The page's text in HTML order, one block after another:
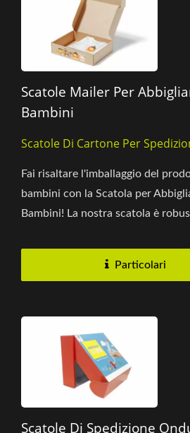
Scatole Mailer Per
Bambini
Scatole Di Cartone Per
Fai risaltare l'imballaggio del
bambini con la Scatola per
Bambini! La nostra scatola è
Particolari
Scatole Di Spedizione